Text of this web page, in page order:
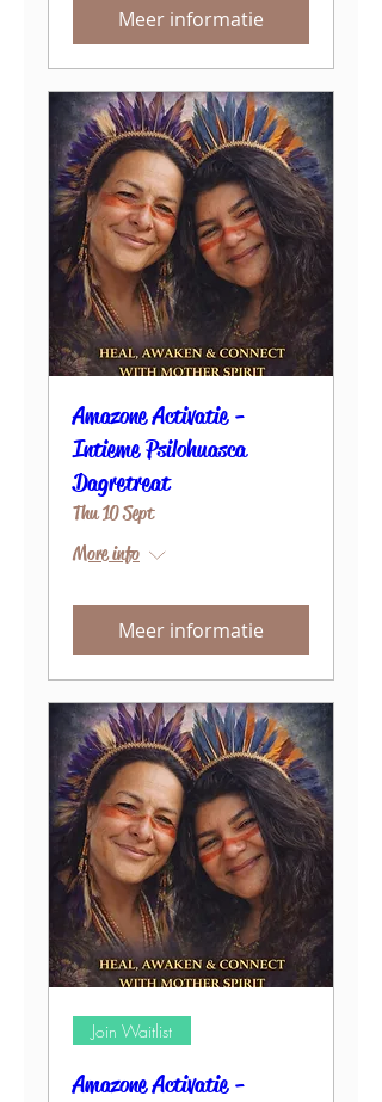
Meer informatie
Amazone Activatie -
Intieme Psilohuasca
Dagretreat
Thu 10 Sept
More info
Meer informatie
Join Waitlist
Amazone Activatie -